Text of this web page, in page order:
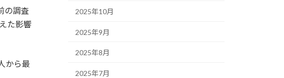
の調査
た影響
から最
2025年10月
2025年9月
2025年8月
2025年7月